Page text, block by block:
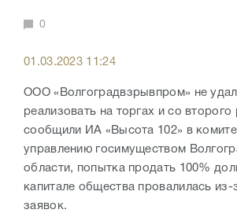
0
01.03.2023 11:24
ООО «Волгоградвзрывпром» не
реализовать на торгах и со второго
сообщили ИА «Высота 102» в
управлению госимуществом
области, попытка продать 100%
капитале общества провалилась из-
заявок.